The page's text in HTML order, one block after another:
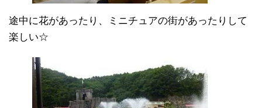
途中に花があったり、ミニチュアの街があったりして
楽しい☆